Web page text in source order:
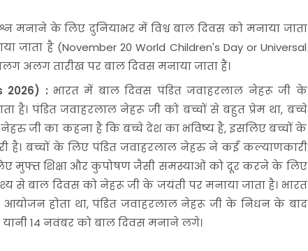
मनाने के लिए दुनियाभर में विश्व बाल दिवस को मनाया जाता
जाता है (November 20 World Children's Day or Universal
अलग तारीख पर बाल दिवस मनाया जाता हैं।
2026) : भारत में बाल दिवस पंडित जवाहरलाल नेहरू जी के
है। पंडित जवाहरलाल नेहरू जी को बच्चों से बहुत प्रेम था, बच्चे
जी का कहना है कि बच्चे देश का भविष्य है, इसलिए बच्चों के
है। बच्चों के लिए पंडित जवाहरलाल नेहरु ने कई कल्याणकारी
मुफ्त शिक्षा और कुपोषण जैसी समस्याओं को दूर करने के लिए
से बाल दिवस को नेहरू जी के जयंती पर मनाया जाता है। भारत
होता था, पंडित जवाहरलाल नेहरू जी के निधन के बाद
14 नवंबर को बाल दिवस मनाने लगे।